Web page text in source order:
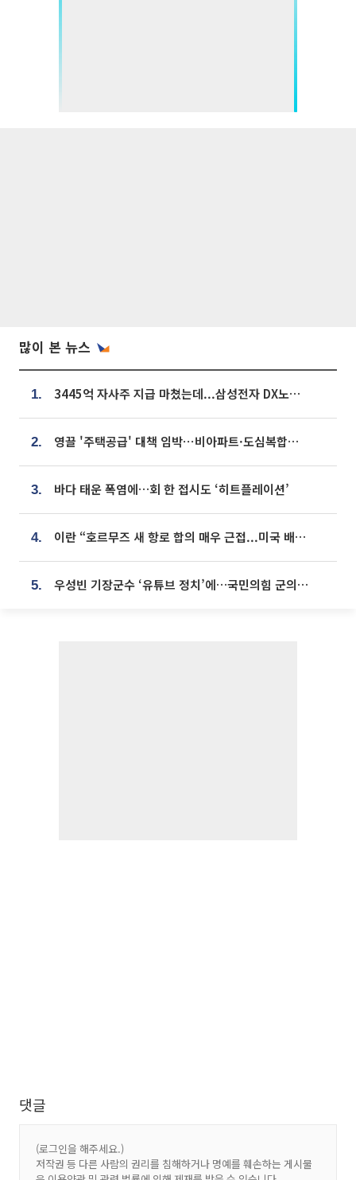
많이 본 뉴스
1. 3445억 자사주 지급 마쳤는데...삼성전자 DX노조, 뒤늦은 '떼쓰기 집회'
2. 영끌 '주택공급' 대책 임박⋯비아파트·도심복합까지 총동원
3. 바다 태운 폭염에…회 한 접시도 ‘히트플레이션’
4. 이란 “호르무즈 새 항로 합의 매우 근접...미국 배상 먼저”
5. 우성빈 기장군수 ‘유튜브 정치’에…국민의힘 군의원들 집단 반발
댓글